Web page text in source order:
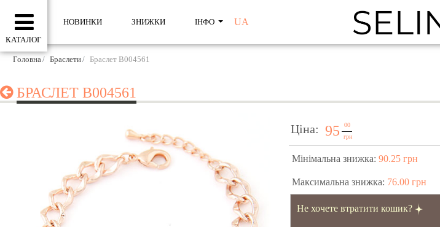
КАТАЛОГ
НОВИНКИ ЗНИЖКИ ІНФО UA
Головна Браслети Браслет B004561
БРАСЛЕТ B004561
Ціна: 95
00
грн
Мінімальна знижка: 90.25 грн
Максимальна знижка: 76.00 грн
Не хочете втратити кошик?